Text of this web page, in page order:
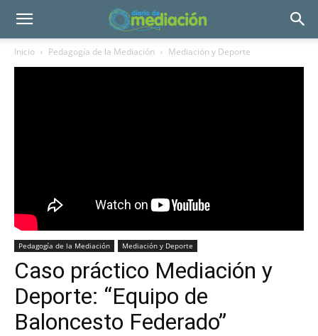
Inicio Pedagogía de la Mediación Mediación y Deporte
Pedagogía de la Mediación Mediación y Deporte
Caso práctico Mediación y
Deporte: “Equipo de
Baloncesto Federado”